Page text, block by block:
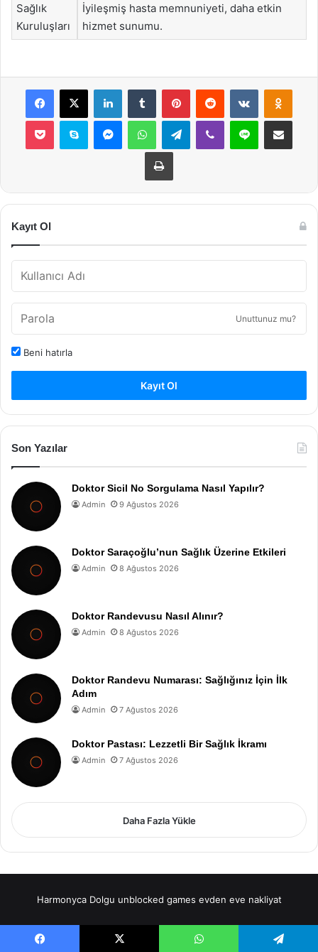
Sağlık
Kuruluşları
İyileşmiş hasta memnuniyeti, daha etkin
hizmet sunumu.
Facebook
X LinkedInTumblr PinterestReddit VKontakte
Pocket Skype MessengerWhatsAppTelegramViber Line E-Posta ile
Yazdır
Kayıt Ol
Unuttunuz mu?
Beni hatırla
Kayıt Ol
Son Yazılar
Doktor Sicil No Sorgulama Nasıl Yapılır?
Admin 9 Ağustos 2026
Doktor Saraçoğlu’nun Sağlık Üzerine Etkileri
Admin 8 Ağustos 2026
Doktor Randevusu Nasıl Alınır?
Admin 8 Ağustos 2026
Doktor Randevu Numarası: Sağlığınız İçin İlk
Adım
Admin 7 Ağustos 2026
Doktor Pastası: Lezzetli Bir Sağlık İkramı
Admin 7 Ağustos 2026
Daha Fazla Yükle
Harmonyca Dolgu unblocked games evden eve nakliyat